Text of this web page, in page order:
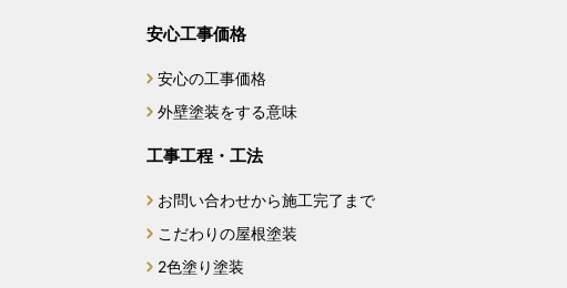
2024年11月
2024年10月
2024年7月
2024年6月
安心工事価格
安心の工事価格
外壁塗装をする意味
工事工程・工法
お問い合わせから施工完了まで
こだわりの屋根塗装
2色塗り塗装